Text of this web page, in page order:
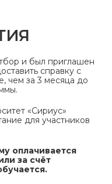
и был приглашен
справку с
чем за 3 месяца до
«Сириус»
для участников
оплачивается
за счёт